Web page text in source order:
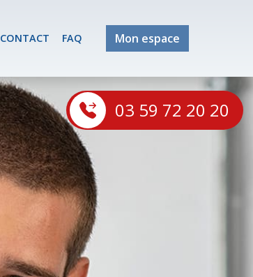
CONTACT FAQ Mon espace
03 59 72 20 20